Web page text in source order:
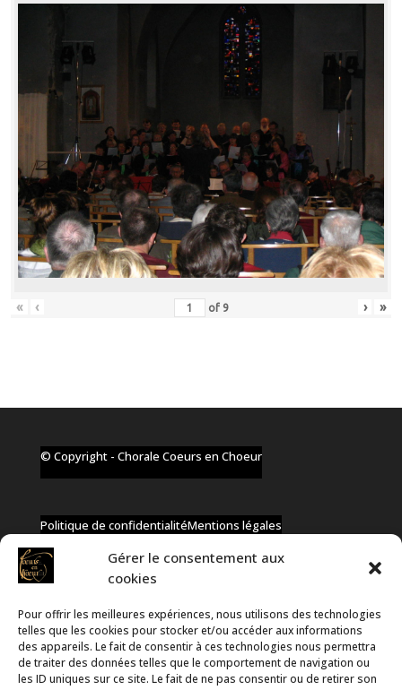
Gérer le consentement aux
cookies
Pour offrir les meilleures expériences, nous utilisons des technologies
telles que les cookies pour stocker et/ou accéder aux informations
des appareils. Le fait de consentir à ces technologies nous permettra
de traiter des données telles que le comportement de navigation ou
les ID uniques sur ce site. Le fait de ne pas consentir ou de retirer son
« ‹ of 9 › »
© Copyright - Chorale Coeurs en Choeur
Politique de confidentialitéMentions légales
✆ +32 477 91 58 46
✉ infos@coeurs-en-choeur.be